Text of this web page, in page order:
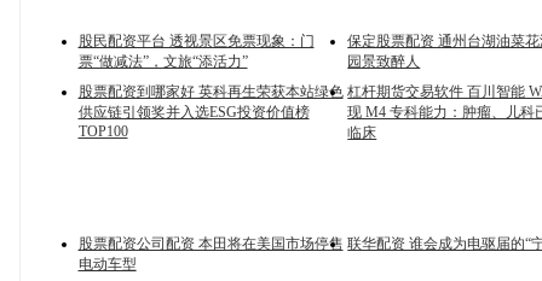
股民配资平台 透视景区免票现象：门
票“做减法”，文旅“添活力”
保定股票配资 通州台湖油菜
园景致醉人
股票配资到哪家好 英科再生荣获本站绿色
供应链引领奖并入选ESG投资价值榜
TOP100
杠杆期货交易软件 百川智能
现 M4 专科能力：肿瘤、儿科
临床
股票配资公司配资 本田将在美国市场停售
电动车型
联华配资 谁会成为电驱届的“